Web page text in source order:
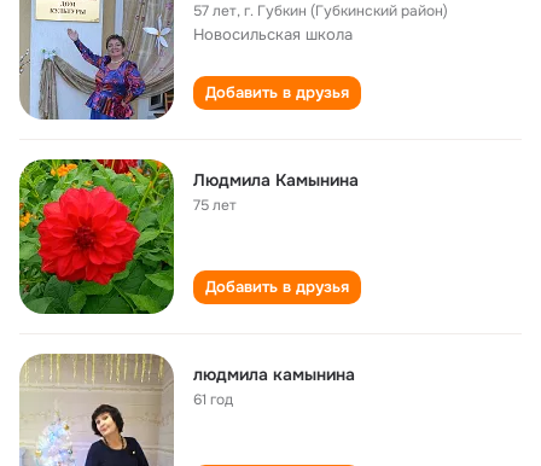
57 лет,г. Губкин (Губкинский район)
Новосильская школа
Добавить в друзья
Людмила Камынина
75 лет
Добавить в друзья
людмила камынина
61 год